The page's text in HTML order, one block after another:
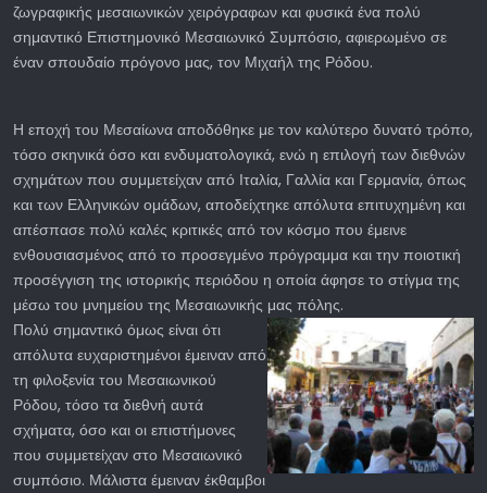
ζωγραφικής μεσαιωνικών χειρόγραφων και φυσικά ένα πολύ
σημαντικό Επιστημονικό Μεσαιωνικό Συμπόσιο, αφιερωμένο σε
έναν σπουδαίο πρόγονο μας, τον Μιχαήλ της Ρόδου.
Η εποχή του Μεσαίωνα αποδόθηκε με τον καλύτερο δυνατό τρόπο,
τόσο σκηνικά όσο και ενδυματολογικά, ενώ η επιλογή των διεθνών
σχημάτων που συμμετείχαν από Ιταλία, Γαλλία και Γερμανία, όπως
και των Ελληνικών ομάδων, αποδείχτηκε απόλυτα επιτυχημένη και
απέσπασε πολύ καλές κριτικές από τον κόσμο που έμεινε
ενθουσιασμένος από το προσεγμένο πρόγραμμα και την ποιοτική
προσέγγιση της ιστορικής περιόδου η οποία άφησε το στίγμα της
μέσω του μνημείου της Μεσαιωνικής μας πόλης.
Πολύ σημαντικό όμως είναι ότι
απόλυτα ευχαριστημένοι έμειναν από
τη φιλοξενία του Μεσαιωνικού
Ρόδου, τόσο τα διεθνή αυτά
σχήματα, όσο και οι επιστήμονες
που συμμετείχαν στο Μεσαιωνικό
συμπόσιο. Μάλιστα έμειναν έκθαμβοι